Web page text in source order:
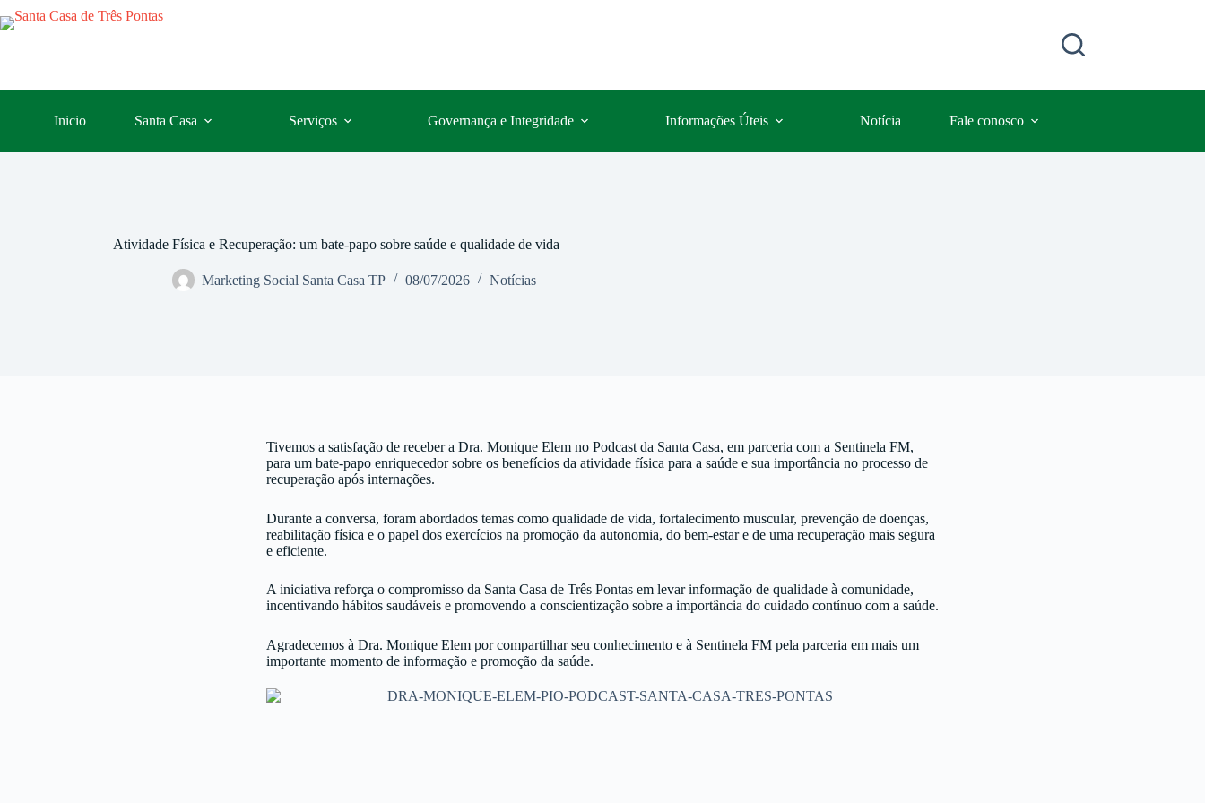
Inicio Santa Casa Serviços Governança e Integridade Informações Úteis Notícia Fale conosco
Atividade Física e Recuperação: um bate-papo sobre saúde e qualidade de vida
Marketing Social Santa Casa TP 08/07/2026 Notícias
Tivemos a satisfação de receber a Dra. Monique Elem no Podcast da Santa Casa, em parceria com a Sentinela FM,
para um bate-papo enriquecedor sobre os benefícios da atividade física para a saúde e sua importância no processo de
recuperação após internações.
Durante a conversa, foram abordados temas como qualidade de vida, fortalecimento muscular, prevenção de doenças,
reabilitação física e o papel dos exercícios na promoção da autonomia, do bem-estar e de uma recuperação mais segura
e eficiente.
A iniciativa reforça o compromisso da Santa Casa de Três Pontas em levar informação de qualidade à comunidade,
incentivando hábitos saudáveis e promovendo a conscientização sobre a importância do cuidado contínuo com a saúde.
Agradecemos à Dra. Monique Elem por compartilhar seu conhecimento e à Sentinela FM pela parceria em mais um
importante momento de informação e promoção da saúde.